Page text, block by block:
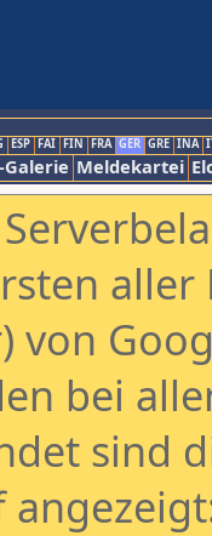
ESP FAI FIN FRA GER GRE INA
Galerie Meldekartei
aller
von
bei
sind